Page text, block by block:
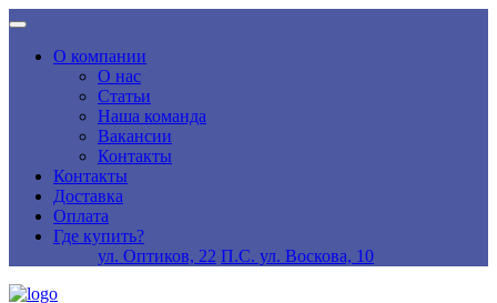
О компании
О нас
Статьи
Наша команда
Вакансии
Контакты
Контакты
Доставка
Оплата
Где купить?
ул. Оптиков, 22 П.С. ул. Воскова, 10